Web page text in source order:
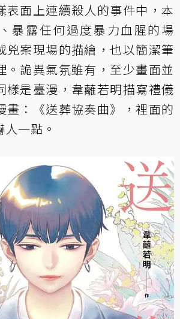
表面上連續殺人的事件中，本
暴露任何過度暴力血腥的場
兇案現場的描繪，也以簡潔筆
。詭異氣氛雖有，至少畫面並
樣是臺漫，韋蘺若明描寫禮儀
：
《送葬協奏曲》
，裡面的
一點。